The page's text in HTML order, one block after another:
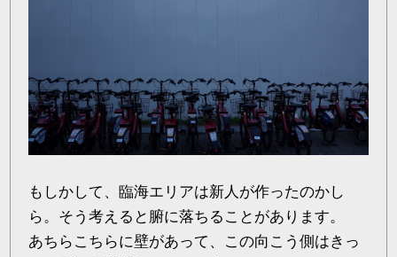
もしかして、臨海エリアは新人が作ったのかし
ら。そう考えると腑に落ちることがあります。
あちらこちらに壁があって、この向こう側はきっ